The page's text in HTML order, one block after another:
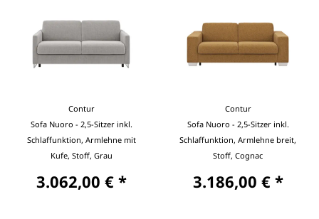
Contur
Sofa Nuoro - 2,5-Sitzer inkl.
Schlaffunktion, Armlehne mit
Kufe, Stoff, Grau
3.062,00 € *
Contur
Sofa Nuoro - 2,5-Sitzer inkl.
Schlaffunktion, Armlehne breit,
Stoff, Cognac
3.186,00 € *